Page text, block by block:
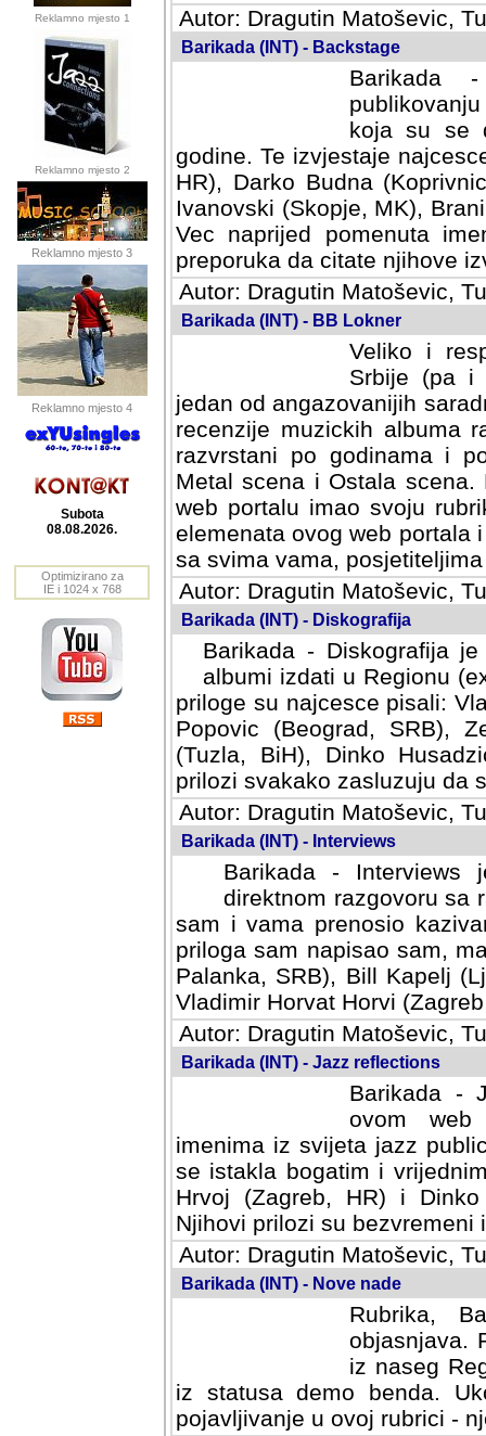
Reklamno mjesto 1
Reklamno mjesto 2
Reklamno mjesto 3
Reklamno mjesto 4
Subota
08.08.2026.
Optimizirano za
IE i 1024 x 768
Autor: Dragutin Matoševic,
Barikada (INT) - Backstage
Barikada
koja su se
godine. Te izvjestaje
HR), Darko Budna
Ivanovski (Skopje, MK),
Vec naprijed pomenuta
preporuka da citate njihove
Autor: Dragutin Matoševic,
Barikada (INT) - BB Lokner
Veliko i
Srbije (pa i
jedan od angazovanijih
recenzije muzickih albuma
razvrstani po godinama i po
scena i Ostala scena.
portalu imao svoju
elemenata ovog web portala
sa svima vama,
Autor: Dragutin Matoševic,
Barikada (INT) - Diskografija
Barikada - Diskografija
albumi izdati u Regionu
priloge su najcesce pisali:
Popovic (Beograd, SRB),
(Tuzla, BiH), Dinko
prilozi svakako zasluzuju da
Autor: Dragutin Matoševic,
Barikada (INT) - Interviews
Barikada -
direktnom razgovoru sa
sam i vama prenosio
priloga sam napisao sam,
Palanka, SRB), Bill Kapelj
Vladimir Horvat Horvi
Autor: Dragutin Matoševic,
Barikada (INT) - Jazz reflections
Barikada -
ovom web
imenima iz svijeta jazz
se istakla bogatim i
Hrvoj (Zagreb, HR) i
Njihovi prilozi su bezvremeni
Autor: Dragutin Matoševic,
Barikada (INT) - Nove nade
Rubrika,
objasnjava.
iz naseg
iz statusa demo benda.
pojavljivanje u ovoj rubrici -